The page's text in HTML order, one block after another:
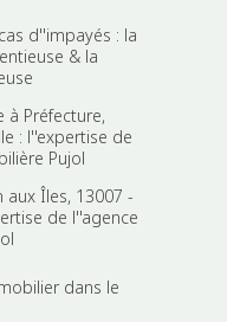
d''impayés : la
& la
à Préfecture,
: l''expertise de
Pujol
aux Îles, 13007 -
de l''agence
dans le